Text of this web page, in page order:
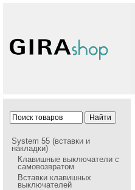
System 55 (вставки и
накладки)
Клавишные выключатели с
самовозвратом
Вставки клавишных
выключателей